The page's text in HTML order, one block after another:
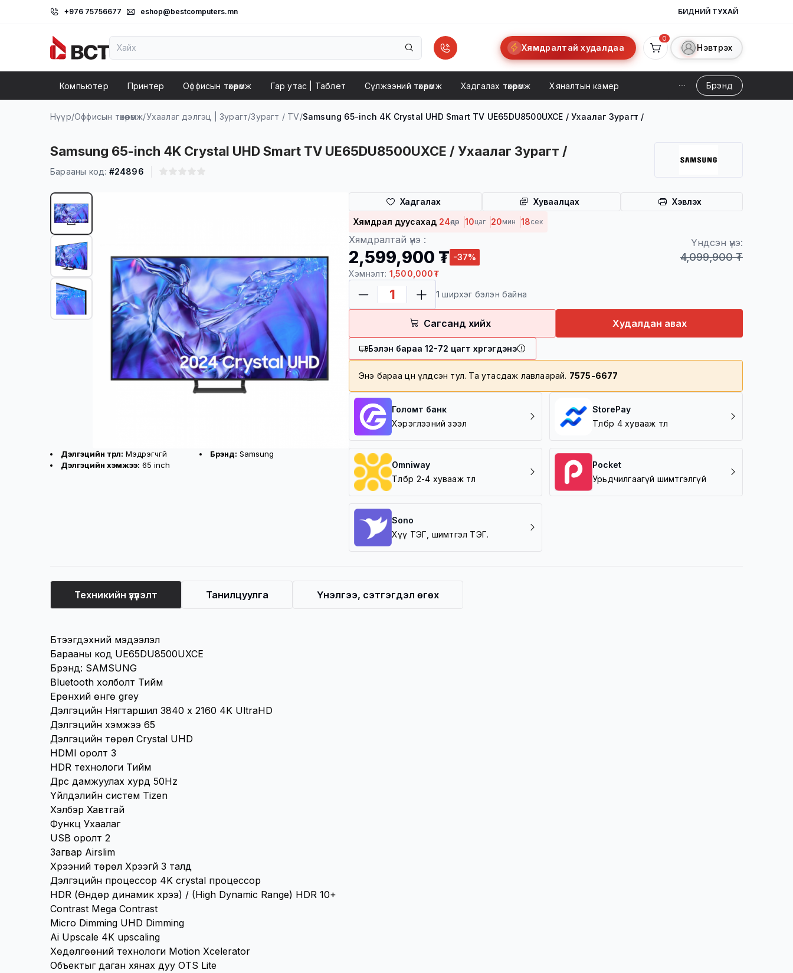
+976 75756677 eshop@bestcomputers.mn БИДНИЙ ТУХАЙ
Хямдралтай худалдаа
0
Нэвтрэх
Компьютер Принтер Оффисын төхөөрөмж Гар утас | Taблет Сүлжээний төхөөрөмж Хадгалах төхөөрөмж Хяналтын камер Брэнд
Нүүр/Оффисын төхөөрөмж/Ухаалаг дэлгэц | Зурагт/Зурагт / TV/Samsung 65-inch 4K Crystal UHD Smart TV UE65DU8500UXCE / Ухаалаг Зурагт /
Samsung 65-inch 4K Crystal UHD Smart TV UE65DU8500UXCE / Ухаалаг Зурагт /
Барааны код: #24896
Бүтээгдэхүүний үндсэн үзүүлэлт
Дэлгэцийн төрөл: Мэдрэгчгүй
Дэлгэцийн хэмжээ: 65 inch
Брэнд: Samsung
Хадгалах Хуваалцах
Хэвлэх
Хямдрал дуусахад 24өдөр 10цаг 20мин 17сек
Хямдралтай үнэ :
2,599,900 ₮ -37%
Үндсэн үнэ:
4,099,900 ₮
Хэмнэлт: 1,500,000₮
1 ширхэг бэлэн байна
Сагсанд хийх Худалдан авах
Бэлэн бараа 12-72 цагт хүргэгдэнэ
Хүргэлтийн үйлчилгээ
Төлбөр баталгаажсан үеэс хойш 08-48 цагийн дотор хүргэгдэнэ
100,000 төгрөг болон түүнээс дээш үнийн дүнтэй барааг үнэгүй хүргэнэ
100,000 төгрөг дотор үнийн дүнтэй барааг 5000 төгрөгөөр хүргэнэ
Хүргэлтийн бүс
Баруун зүг /5 шар/
Зүүн зүг /Амгалан/
Урд зүг /Зайсан, Архивын ерөнхий газар/
Хойд зүг / 7 Буудал/
Энэ бараа цөөн үлдсэн тул. Та утасдаж лавлаарай. 7575-6677
Голомт банк
Хэрэглээний зээл
StorePay
Төлбөрөө 4 хувааж төл
Omniway
Төлбөрөө 2-4 хувааж төл
Pocket
Урьдчилгаагүй шимтгэлгүй
Sono
Хүү ТЭГ, шимтгэл ТЭГ.
Техникийн үзүүлэлт Танилцуулга Үнэлгээ, сэтгэгдэл өгөх
Техникийн үзүүлэлт
Бүтээгдэхүүний мэдээлэл
Барааны код UE65DU8500UXCE
Брэнд: SAMSUNG
Bluetooth холболт Тийм
Ерөнхий өнгө grey
Дэлгэцийн Нягтаршил 3840 x 2160 4K UltraHD
Дэлгэцийн хэмжээ 65
Дэлгэцийн төрөл Crystal UHD
HDMI оролт 3
HDR технологи Тийм
Дүрс дамжуулах хурд 50Hz
Үйлдэлийн систем Tizen
Хэлбэр Хавтгай
Функц Ухаалаг
USB оролт 2
Загвар Airslim
Хүрээний төрөл Хүрээгүй 3 талд
Дэлгэцийн процессор 4K crystal процессор
HDR (Өндөр динамик хүрээ) / (High Dynamic Range) HDR 10+
Contrast Mega Contrast
Micro Dimming UHD Dimming
Ai Upscale 4K upscaling
Хөдөлгөөний технологи Motion Xcelerator
Объектыг даган хянах дуу OTS Lite